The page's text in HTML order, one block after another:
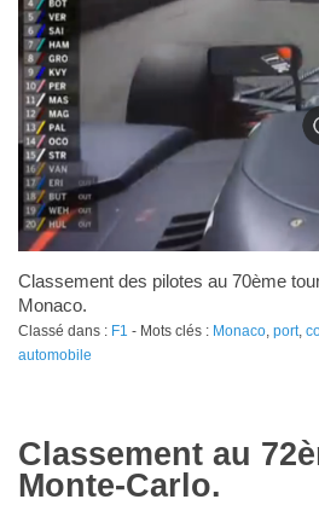
Classement des pilotes au 70ème
Monaco.
Classé dans : F1 - Mots clés : Monaco, port,
automobile
Classement au
Monte-Carlo.